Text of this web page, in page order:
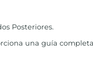
Posteriores.
una guía